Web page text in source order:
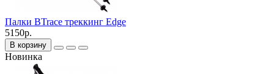
Палки BTrace треккинг Edge
5150р.
В корзину
Новинка